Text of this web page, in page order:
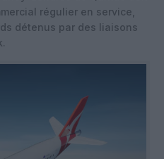
régulier en service,
détenus par des liaisons